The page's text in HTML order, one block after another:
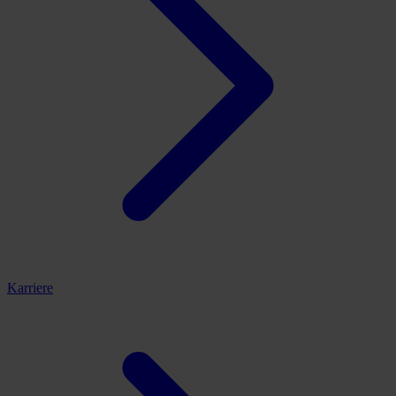
Karriere